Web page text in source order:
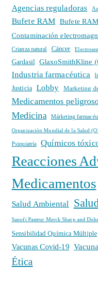
Agencias reguladoras
Bufete RAM Bufete RAM
Contaminación
Crianza natural Cáncer
Gardasil GlaxoSmithKline
Industria farmacéutica
Justicia
Lobby Marketing
Medicamentos
Medicina Márketing
Organización Mundial de la Salud
Psiquiatría Químicos
Reacciones
Medicamentos
Salud Ambiental
Sanofi Pasteur Merck Sharp and
Sensibilidad Química Múltiple
Vacunas Covid-19
Ética